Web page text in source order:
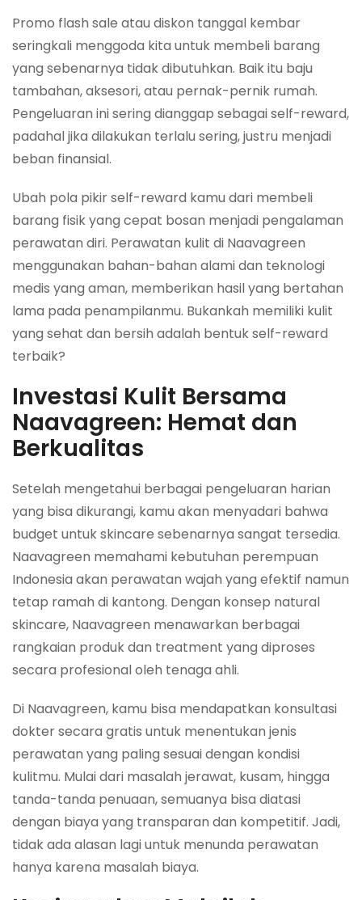
Promo flash sale atau diskon tanggal kembar
seringkali menggoda kita untuk membeli barang
yang sebenarnya tidak dibutuhkan. Baik itu baju
tambahan, aksesori, atau pernak-pernik rumah.
Pengeluaran ini sering dianggap sebagai self-reward,
padahal jika dilakukan terlalu sering, justru menjadi
beban finansial.
Ubah pola pikir self-reward kamu dari membeli
barang fisik yang cepat bosan menjadi pengalaman
perawatan diri. Perawatan kulit di Naavagreen
menggunakan bahan-bahan alami dan teknologi
medis yang aman, memberikan hasil yang bertahan
lama pada penampilanmu. Bukankah memiliki kulit
yang sehat dan bersih adalah bentuk self-reward
terbaik?
Investasi Kulit Bersama
Naavagreen: Hemat dan
Berkualitas
Setelah mengetahui berbagai pengeluaran harian
yang bisa dikurangi, kamu akan menyadari bahwa
budget untuk skincare sebenarnya sangat tersedia.
Naavagreen memahami kebutuhan perempuan
Indonesia akan perawatan wajah yang efektif namun
tetap ramah di kantong. Dengan konsep natural
skincare, Naavagreen menawarkan berbagai
rangkaian produk dan treatment yang diproses
secara profesional oleh tenaga ahli.
Di Naavagreen, kamu bisa mendapatkan konsultasi
dokter secara gratis untuk menentukan jenis
perawatan yang paling sesuai dengan kondisi
kulitmu. Mulai dari masalah jerawat, kusam, hingga
tanda-tanda penuaan, semuanya bisa diatasi
dengan biaya yang transparan dan kompetitif. Jadi,
tidak ada alasan lagi untuk menunda perawatan
hanya karena masalah biaya.